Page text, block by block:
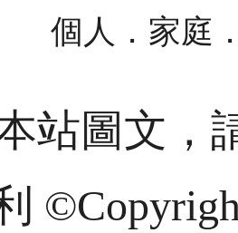
個人．家庭
站圖文，